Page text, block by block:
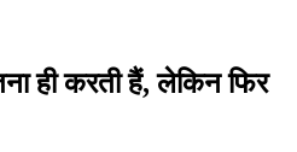
ही करती हैं, लेकिन फिर